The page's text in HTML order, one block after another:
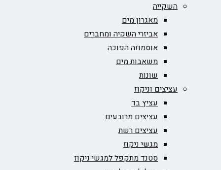
השקייה
מאגרון מים
אביזרי השקיה ומחברים
אוסמוזה הפוכה
משאבות מים
עציצים וניקוז
עציץ בד
עציצים מרובעים
עציצים רשת
מגשי ניקוז
סטנד מתקפל למגשי ניקוז